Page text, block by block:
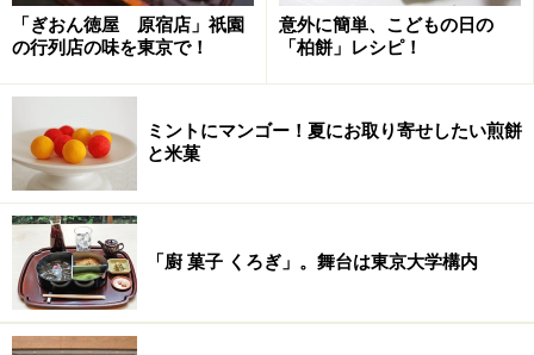
「ぎおん徳屋 原宿店」祇園
の行列店の味を東京で！
意外に簡単、こどもの日の
「柏餅」レシピ！
ミントにマンゴー！夏にお取り寄せしたい煎餅
と米菓
「廚 菓子 くろぎ」。舞台は東京大学構内